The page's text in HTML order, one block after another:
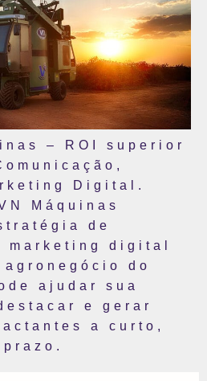
– ROI superior
Digital.
Máquinas
de
marketing digital
do
ajudar sua
e gerar
a curto,